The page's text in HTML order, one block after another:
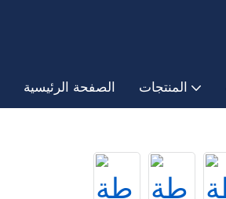
الصفحة الرئيسية المنتجات